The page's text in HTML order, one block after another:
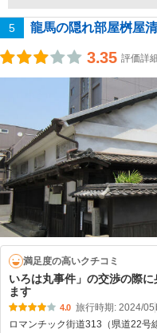
5 龍馬の隠れ部屋桝屋
3.35 評価詳
満足度の高いクチコミ
いろは丸事件」の交渉の際
ます
4.0 旅行時期: 2024/05
ロマンチック街道313（県道22号